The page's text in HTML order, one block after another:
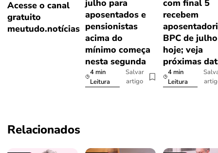
Acesse o canal
gratuito
meutudo.notícias
julho para
aposentados e
pensionistas
acima do
mínimo começa
nesta segunda
4 min
Leitura
Salvar
artigo
com final 5
recebem
BPC de julho
hoje; veja
próximas
4 min
Leitura
Relacionados